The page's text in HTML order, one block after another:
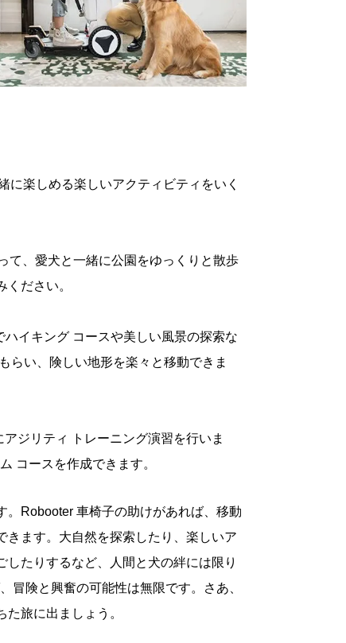
に楽しめる楽しいアクティビティをいく
て、愛犬と一緒に公園をゆっくりと散歩
ださい。
イキング コースや美しい風景の探索な
らい、険しい地形を楽々と移動できま
ジリティ トレーニング演習を行いま
コースを作成できます。
Robooter 車椅子の助けがあれば、移動
きます。大自然を探索したり、楽しいア
たりするなど、人間と犬の絆には限り
冒険と興奮の可能性は無限です。さあ、
旅に出ましょう。